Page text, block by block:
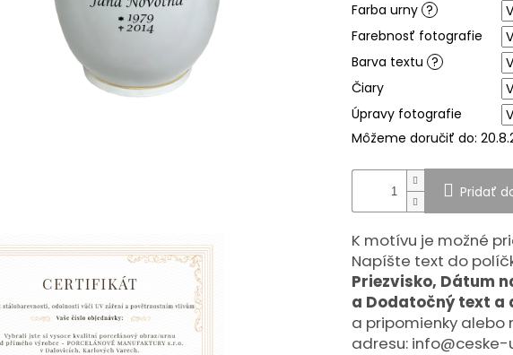
Farba urny ?
Farebnosť fotografie
Barva textu ?
Čiary
Úpravy fotografie
Môžeme doručiť do:
Pridať
K motívu je možné
Napíšte text do
Priezvisko, Dátum
a Dodatočný text a
a pripomienky
adresu: